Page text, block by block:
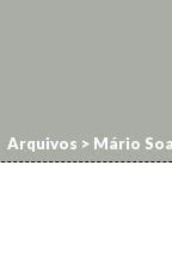
Arquivos > Mário